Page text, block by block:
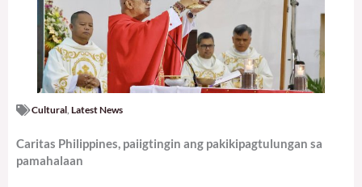
Cultural Latest News
Caritas Philippines, paiigtingin ang pakikipagtulungan sa
pamahalaan